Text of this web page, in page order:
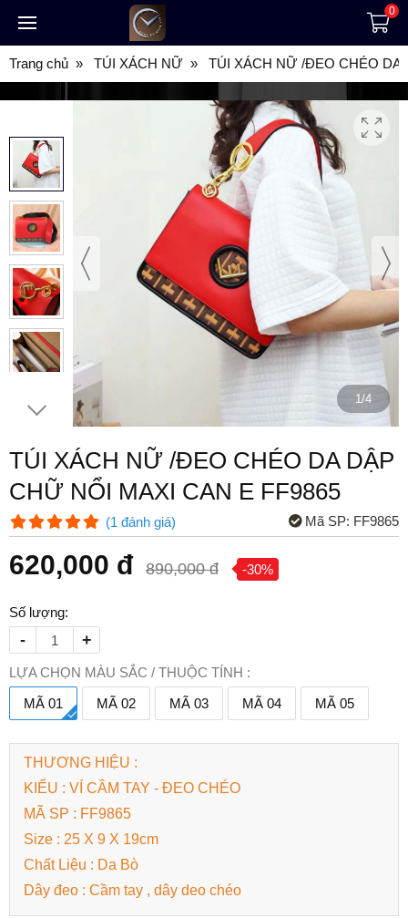
0
Trang chủ TÚI XÁCH NỮ TÚI XÁCH NỮ /ĐEO CHÉO DA
1/4
TÚI XÁCH NỮ /ĐEO CHÉO DA DẬP
CHỮ NỔI MAXI CAN E FF9865
(1 đánh giá) Mã SP: FF9865
620,000 đ 890,000 đ -30%
Số lượng:
- +
LỰA CHỌN MÀU SẮC / THUỘC TÍNH :
MÃ 01
MÃ 02 MÃ 03 MÃ 04 MÃ 05
THƯƠNG HIỆU :
KIỂU : VÍ CẦM TAY - ĐEO CHÉO
MÃ SP : FF9865
Size : 25 X 9 X 19cm
Chất Liệu : Da Bò
Dây đeo : Cầm tay , dây deo chéo